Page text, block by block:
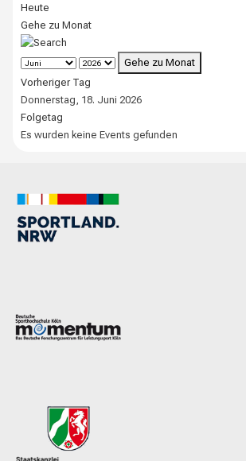
Heute
Gehe zu Monat
Gehe zu Monat
Vorheriger Tag
Donnerstag, 18. Juni 2026
Folgetag
Es wurden keine Events gefunden